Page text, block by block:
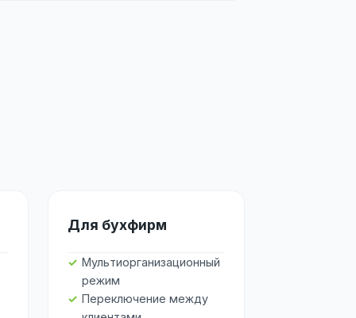
Для бухфирм
Мультиорганизационный
режим
Переключение между